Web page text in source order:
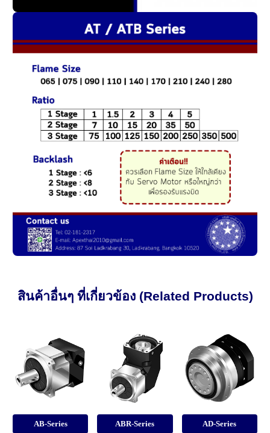
สินค้าอื่นๆ ที่เกี่ยวข้อง (Related Products)
AB-Series ABR-Series AD-Series